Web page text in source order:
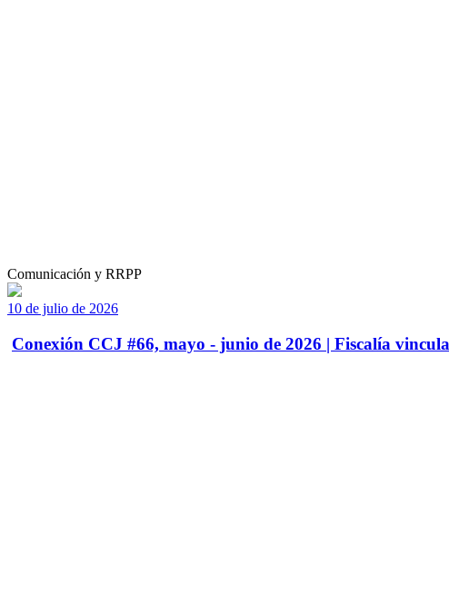
Comunicación y RRPP
10 de julio de 2026
Conexión CCJ #66, mayo - junio de 2026 | Fiscalía